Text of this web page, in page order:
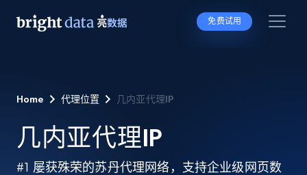
免费试用
Home 代理位置 几内亚代理IP
几内亚代理IP
#1 屡获殊荣的苏丹代理网络，支持企业级网页数